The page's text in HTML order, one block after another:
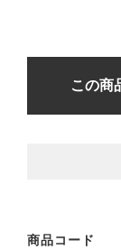
この商
商品コード